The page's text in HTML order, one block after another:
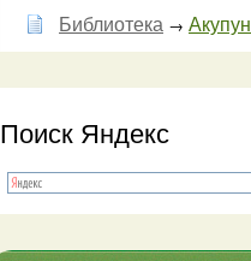
Библиотека →
Поиск Яндекс